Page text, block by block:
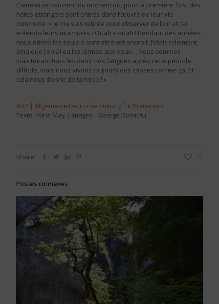
Camelia se souvient du moment où, pour la première fois, des
hôtes étrangers sont entrés dans l’œuvre de leur vie
commune. « Je me suis retirée pour observer de loin et j’ai
entendu leurs murmures : Ouah – ouah ! Pendant des années,
nous étions les seuls à connaître cet endroit. J’étais tellement
ému que j’en ai eu les larmes aux yeux… Nous sommes
maintenant tous les deux très fatigués après cette période
difficile, mais nous vivons toujours des choses comme ça. Et
cela nous donne de la force ! »
ADZ | Allgemeine Deutsche Zeitung für Rumänien
Texte : Nina May | Images : George Dumitriu
Share 32
Postes connexes